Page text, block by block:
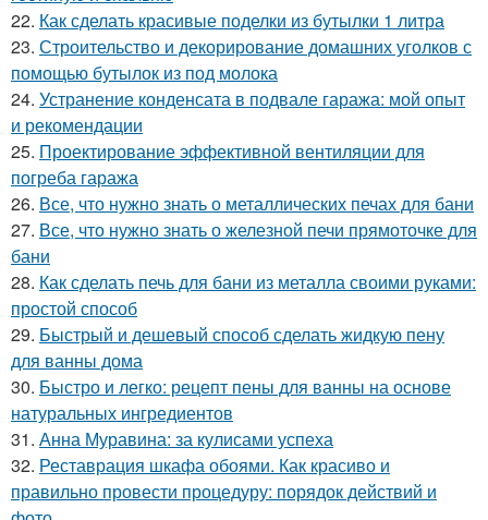
22. Как сделать красивые поделки из бутылки 1 литра
23. Строительство и декорирование домашних уголков с
помощью бутылок из под молока
24. Устранение конденсата в подвале гаража: мой опыт
и рекомендации
25. Проектирование эффективной вентиляции для
погреба гаража
26. Все, что нужно знать о металлических печах для бани
27. Все, что нужно знать о железной печи прямоточке для
бани
28. Как сделать печь для бани из металла своими руками:
простой способ
29. Быстрый и дешевый способ сделать жидкую пену
для ванны дома
30. Быстро и легко: рецепт пены для ванны на основе
натуральных ингредиентов
31. Анна Муравина: за кулисами успеха
32. Реставрация шкафа обоями. Как красиво и
правильно провести процедуру: порядок действий и